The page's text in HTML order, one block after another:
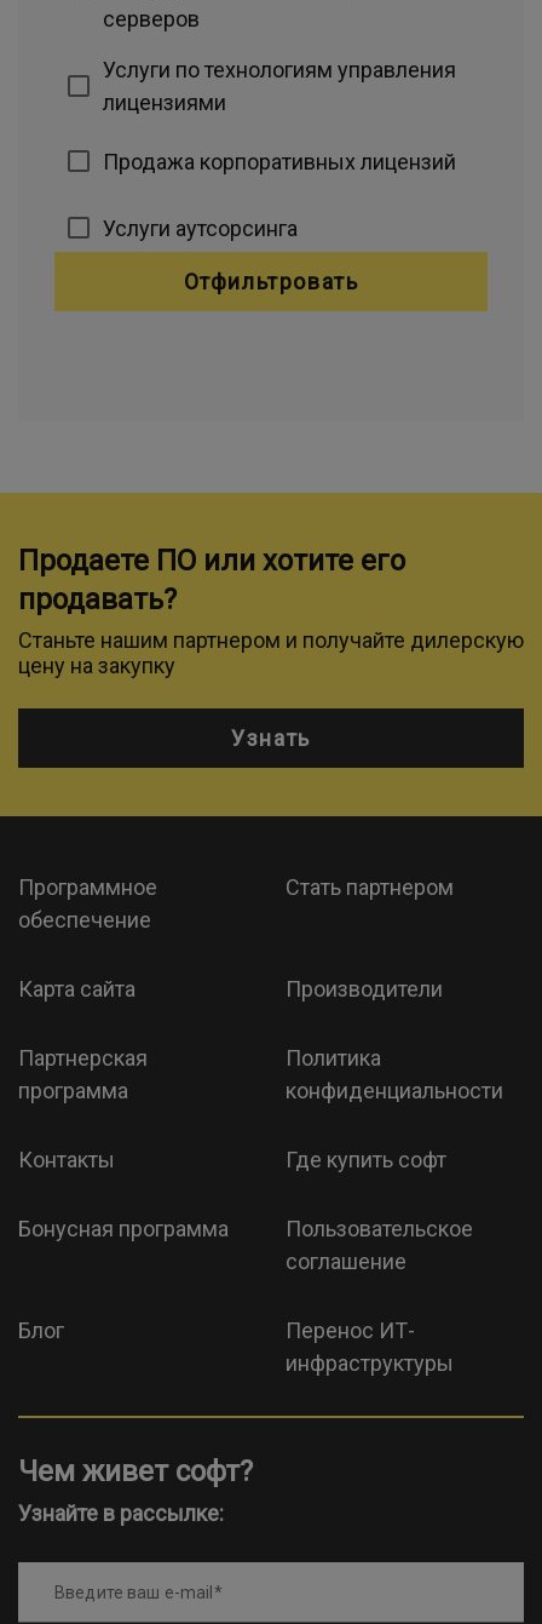
серверов
Услуги по технологиям управления
лицензиями
Продажа корпоративных лицензий
Услуги аутсорсинга
Отфильтровать
Продаете ПО или хотите его
продавать?
Станьте нашим партнером и получайте дилерскую
цену на закупку
Узнать
Программное
обеспечение
Стать партнером
Карта сайта Производители
Партнерская
программа
Политика
конфиденциальности
Контакты Где купить софт
Бонусная программа
Пользовательское
соглашение
Блог
Перенос ИТ-
инфраструктуры
Чем живет софт?
Узнайте в рассылке:
Введите ваш e-mail